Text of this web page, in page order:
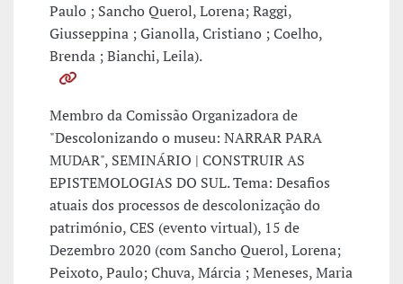
Paulo ; Sancho Querol, Lorena; Raggi,
Giusseppina ; Gianolla, Cristiano ; Coelho,
Brenda ; Bianchi, Leila).
Membro da Comissão Organizadora de
"Descolonizando o museu: NARRAR PARA
MUDAR", SEMINÁRIO | CONSTRUIR AS
EPISTEMOLOGIAS DO SUL. Tema: Desafios
atuais dos processos de descolonização do
património, CES (evento virtual), 15 de
Dezembro 2020 (com Sancho Querol, Lorena;
Peixoto, Paulo; Chuva, Márcia ; Meneses, Maria